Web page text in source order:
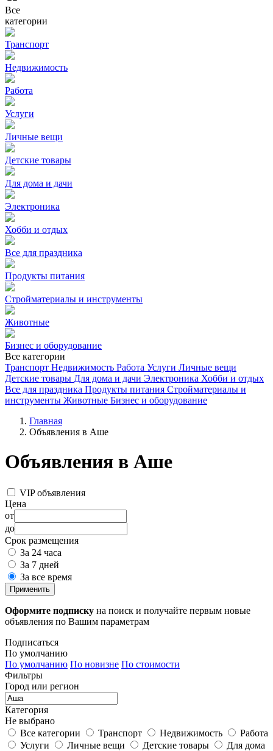
Все
категории
Транспорт
Недвижимость
Работа
Услуги
Личные вещи
Детские товары
Для дома и дачи
Электроника
Хобби и отдых
Все для праздника
Продукты питания
Стройматериалы и инструменты
Животные
Бизнес и оборудование
Все категории
Транспорт Недвижимость Работа Услуги Личные вещи
Детские товары Для дома и дачи Электроника Хобби и отдых
Все для праздника Продукты питания Стройматериалы и
инструменты Животные Бизнес и оборудование
Главная
Объявления в Аше
Объявления в Аше
VIP объявления
Цена
от
до
Срок размещения
За 24 часа
За 7 дней
За все время
Применить
Оформите подписку на поиск и получайте первым новые
объявления по Вашим параметрам
Подписаться
По умолчанию
По умолчанию По новизне По стоимости
Фильтры
Город или регион
Категория
Не выбрано
Все категории
Транспорт Недвижимость
Работа
Услуги
Личные вещи Детские товары
Для дома